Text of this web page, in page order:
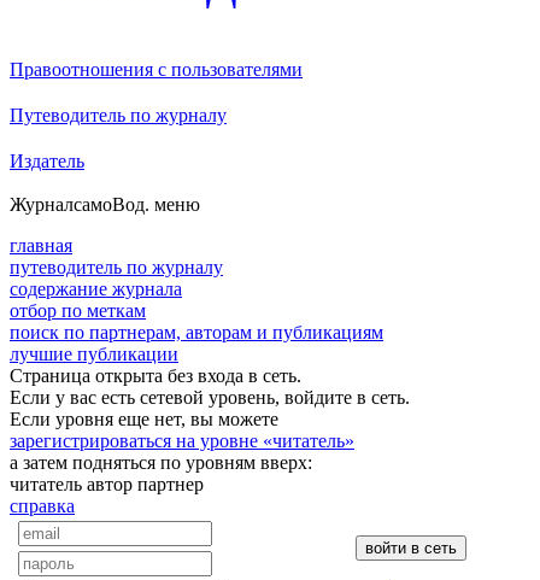
Правоотношения с пользователями
Путеводитель по журналу
Издатель
ЖурналсамоВод. меню
главная
путеводитель по журналу
содержание журнала
отбор по меткам
поиск по партнерам, авторам и публикациям
лучшие публикации
Страница открыта без входа в сеть.
Если у вас есть сетевой уровень, войдите в сеть.
Если уровня еще нет, вы можете
зарегистрироваться на уровне «читатель»
а затем подняться по уровням вверх:
читатель автор партнер
справка